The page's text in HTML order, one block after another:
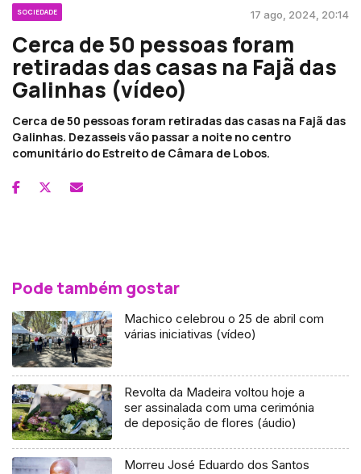
SOCIEDADE 17 ago, 2024, 20:14
Cerca de 50 pessoas foram
retiradas das casas na Fajã das
Galinhas (vídeo)
Cerca de 50 pessoas foram retiradas das casas na Fajã das
Galinhas. Dezasseis vão passar a noite no centro
comunitário do Estreito de Câmara de Lobos.
Pode também gostar
Machico celebrou o 25 de abril com
várias iniciativas (vídeo)
Revolta da Madeira voltou hoje a
ser assinalada com uma cerimónia
de deposição de flores (áudio)
Morreu José Eduardo dos Santos